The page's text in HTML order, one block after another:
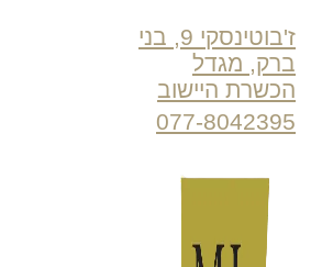
ז'בוטינסקי 9, בני
ברק, מגדל
הכשרת היישוב
077-8042395